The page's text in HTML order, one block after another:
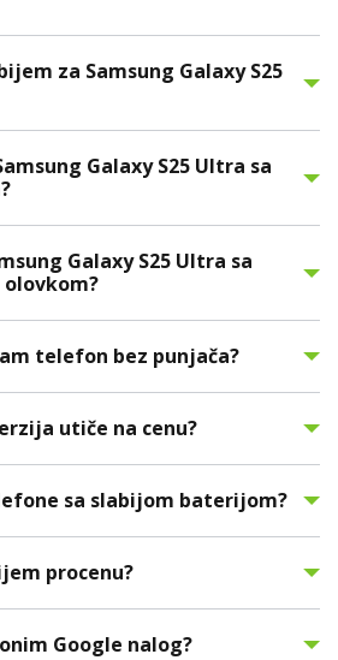
za Samsung Galaxy S25
Galaxy S25 Ultra sa
Galaxy S25 Ultra sa
olovkom?
telefon bez punjača?
utiče na cenu?
sa slabijom baterijom?
procenu?
Google nalog?